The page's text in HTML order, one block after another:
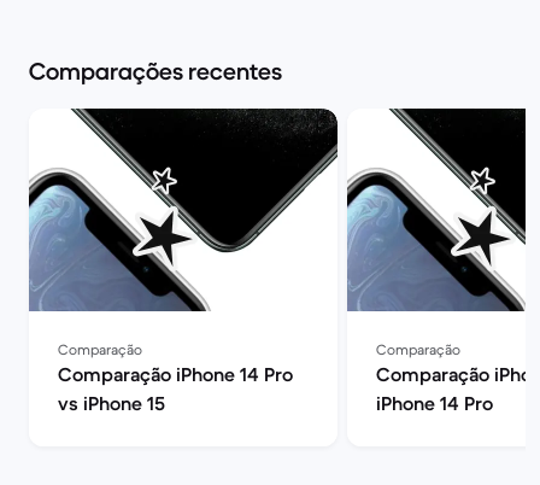
Comparações recentes
Comparação
Comparação iPhone 14 Pro
vs iPhone 15
Comparação
Comparação
iPhone 14 Pro